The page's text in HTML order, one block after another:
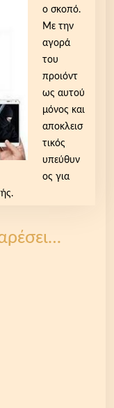
ο σκοπό.
Με την
αγορά
του
προιόντ
ως αυτού
μόνος και
αποκλεισ
τικός
υπεύθυν
ος για